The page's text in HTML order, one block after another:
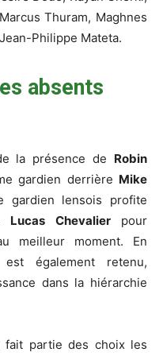
Thuram, Maghnes
Philippe Mateta.
absents
la présence de Robin
gardien derrière Mike
gardien lensois profite
Lucas Chevalierpour
meilleur moment. En
est également retenu,
dans la hiérarchie
fait partie des choix les